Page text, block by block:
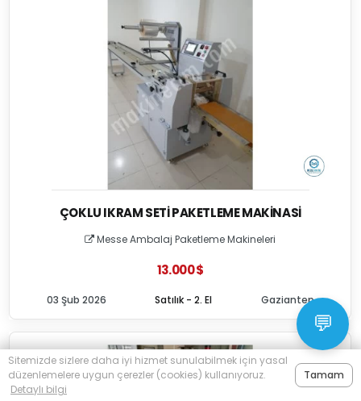
ÇOKLU IKRAM SETI PAKETLEME MAKINASI
Messe Ambalaj Paketleme Makineleri
13.000 $
Satılık - 2. El
03 Şub 2026 Gaziantep
💬
Sitemizde sizlere daha iyi hizmet sunulabilmek için yasal
düzenlemelere uygun çerezler (cookies) kullanıyoruz.
Detaylı bilgi
Tamam